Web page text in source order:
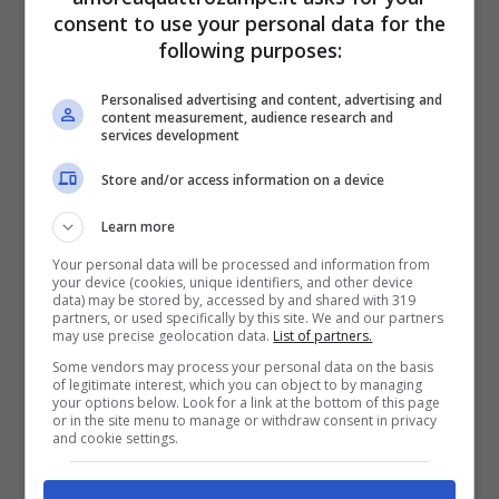
Il gatto soffre di dermatite, chiediamo parere agli esperti
(Foto iStock)
Il veterinario per scoprire la causa esatta
della dermatite esamina il gatto per poi
agire con il trattamento più adeguato.
Come prima fase di osservazione, va a
notare dove si trovano le lesioni cutanee,
consent to use your personal data for the
following purposes:
Personalised advertising and content, advertising and
content measurement, audience research and
services development
Store and/or access information on a device
Learn more
Your personal data will be processed and information from
your device (cookies, unique identifiers, and other device
data) may be stored by, accessed by and shared with 319
partners, or used specifically by this site. We and our partners
may use precise geolocation data. List of partners.
Some vendors may process your personal data on the basis
of legitimate interest, which you can object to by managing
your options below. Look for a link at the bottom of this page
or in the site menu to manage or withdraw consent in privacy
and cookie settings.